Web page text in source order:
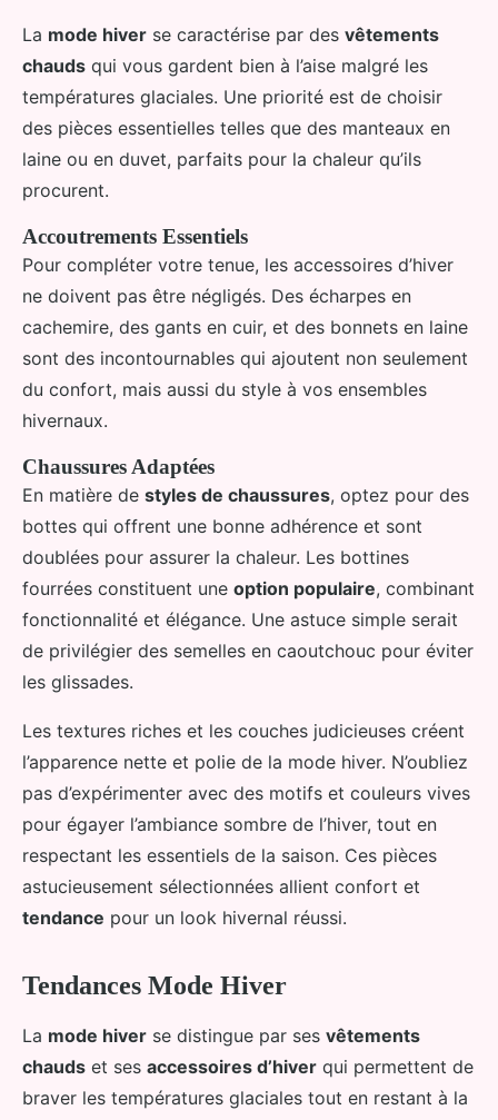
La mode hiver se caractérise par des vêtements
chauds qui vous gardent bien à l’aise malgré les
températures glaciales. Une priorité est de choisir
des pièces essentielles telles que des manteaux en
laine ou en duvet, parfaits pour la chaleur qu’ils
procurent.
Accoutrements Essentiels
Pour compléter votre tenue, les accessoires d’hiver
ne doivent pas être négligés. Des écharpes en
cachemire, des gants en cuir, et des bonnets en laine
sont des incontournables qui ajoutent non seulement
du confort, mais aussi du style à vos ensembles
hivernaux.
Chaussures Adaptées
En matière de styles de chaussures, optez pour des
bottes qui offrent une bonne adhérence et sont
doublées pour assurer la chaleur. Les bottines
fourrées constituent une option populaire, combinant
fonctionnalité et élégance. Une astuce simple serait
de privilégier des semelles en caoutchouc pour éviter
les glissades.
Les textures riches et les couches judicieuses créent
l’apparence nette et polie de la mode hiver. N’oubliez
pas d’expérimenter avec des motifs et couleurs vives
pour égayer l’ambiance sombre de l’hiver, tout en
respectant les essentiels de la saison. Ces pièces
astucieusement sélectionnées allient confort et
tendance pour un look hivernal réussi.
Tendances Mode Hiver
La mode hiver se distingue par ses vêtements
chauds et ses accessoires d’hiver qui permettent de
braver les températures glaciales tout en restant à la